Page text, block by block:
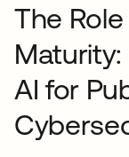
The
AI for